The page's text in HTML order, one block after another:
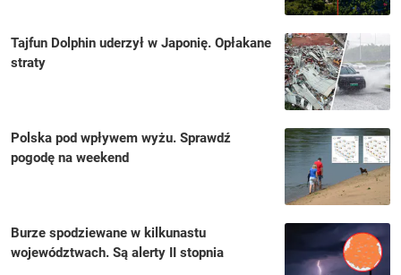
Tajfun Dolphin uderzył w Japonię. Opłakane
straty
Polska pod wpływem wyżu. Sprawdź
pogodę na weekend
Burze spodziewane w kilkunastu
województwach. Są alerty II stopnia